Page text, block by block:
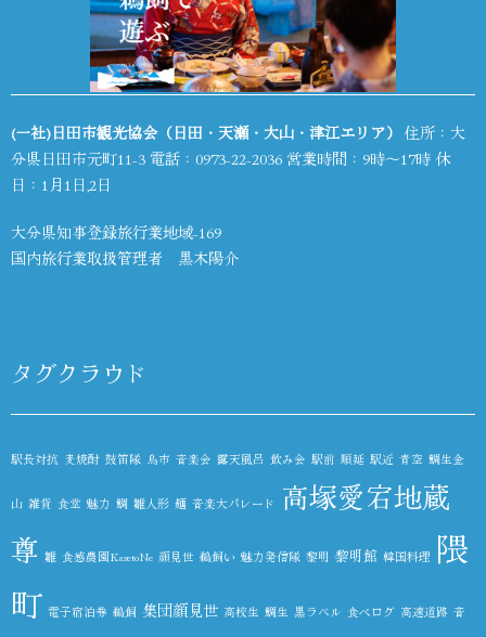
(一社)日田市観光協会（日田・天瀬・大山・津江エリア） 住所：大
分県日田市元町11-3 電話： 0973-22-2036 営業時間：9時～17時 休
日：1月1日,2日
大分県知事登録旅行業地域-169
国内旅行業取扱管理者 黒木陽介
タグクラウド
駅長対抗 麦焼酎 鼓笛隊 鳥市 音楽会 露天風呂 飲み会 駅前 順延 駅近 青空 鯛生金
山 雑貨 食堂 魅力 鯛 雛人形 麺 音楽大パレード 高塚愛宕地蔵
尊 雛 食感農園KazetoNe 顔見世 鵜飼い 魅力発信隊 黎明 黎明館 韓国料理 隈
町 電子宿泊券 鵜飼 集団顔見世 高校生 鯛生 黒ラベル 食べログ 高速道路 音